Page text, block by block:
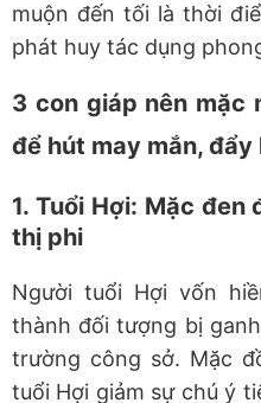
muộn đến tối là thời
phát huy tác dụng
3 con giáp nên mặc
để hút may mắn, đẩy
1. Tuổi Hợi: Mặc đen
thị phi
Người tuổi Hợi vốn
thành đối tượng bị
trường công sở. Mặc
tuổi Hợi giảm sự chú ý